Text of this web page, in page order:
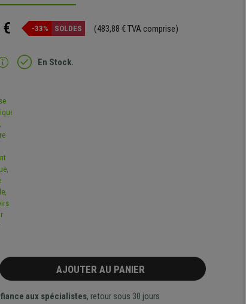
€ -33% SOLDES (483,88 € TVA comprise)
En Stock.
AJOUTER AU PANIER
aux spécialistes, retour sous 30 jours